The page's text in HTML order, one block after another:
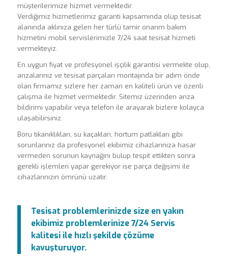
müşterilerimize hizmet vermektedir.
Verdiğimiz hizmetlerimiz garanti kapsamında olup tesisat
alanında aklınıza gelen her türlü tamir onarım bakım
hizmetini mobil servislerimizle 7/24 saat tesisat hizmeti
vermekteyiz.
En uygun fiyat ve profesyonel işçilik garantisi vermekte olup,
arızalarınız ve tesisat parçaları montajında bir adım önde
olan firmamız sizlere her zaman en kaliteli ürün ve özenli
çalışma ile hizmet vermektedir. Sitemiz üzerinden arıza
bildirimi yapabilir veya telefon ile arayarak bizlere kolayca
ulaşabilirsiniz.
Boru tıkanıklıkları, su kaçakları, hortum patlakları gibi
sorunlarınız da profesyonel ekibimiz cihazlarınıza hasar
vermeden sorunun kaynağını bulup tespit ettikten sonra
gerekli işlemleri yapar gerekiyor ise parça değişimi ile
cihazlarınızın ömrünü uzatır.
Tesisat problemlerinizde size en yakın
ekibimiz problemlerinize 7/24 Servis
kalitesi ile hızlı şekilde çözüme
kavuşturuyor.